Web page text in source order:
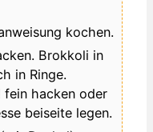
kochen.
Brokkoli in
in Ringe.
fein hacken oder
beiseite legen.